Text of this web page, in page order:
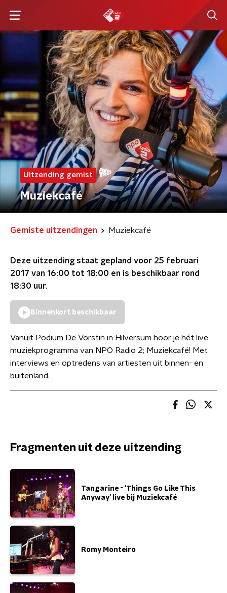
Uitzending gemist
Muziekcafé
Gemiste uitzendingen Muziekcafé
Deze uitzending staat gepland voor 25 februari
2017 van 16:00 tot 18:00 en is beschikbaar rond
18:30 uur.
Binnenkort beschikbaar
Vanuit Podium De Vorstin in Hilversum hoor je hét live
muziekprogramma van NPO Radio 2; Muziekcafé! Met
interviews en optredens van artiesten uit binnen- en
buitenland.
Fragmenten uit deze uitzending
Tangarine - ‘Things Go Like This
Anyway’ live bij Muziekcafé
Romy Monteiro